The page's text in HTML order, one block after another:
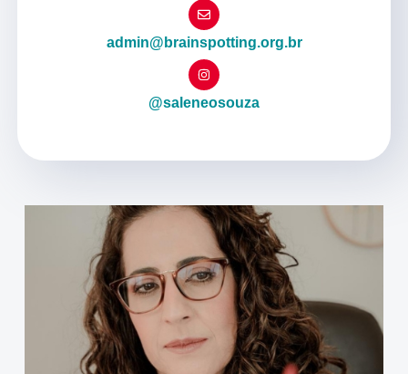
admin@brainspotting.org.br
@saleneosouza